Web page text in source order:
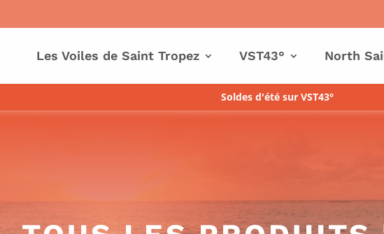
Les Voiles de Saint Tropez VST43° North
Soldes d'été sur VST43°